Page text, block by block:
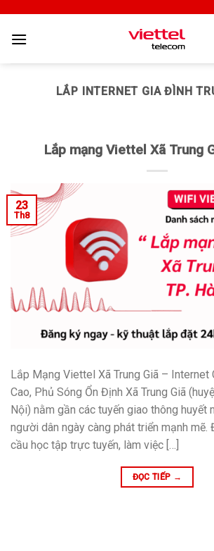
LẮP INTERNET GIA ĐÌNH
Lắp mạng Viettel Xã Trung
23
Th8
Lắp Mạng Viettel Xã Trung Giã – Internet
Cao, Phủ Sóng Ổn Định Xã Trung Giã
Nội) nằm gần các tuyến giao thông huyết
người dân ngày càng phát triển mạnh mẽ.
cầu học tập trực tuyến, làm việc […]
ĐỌC TIẾP →